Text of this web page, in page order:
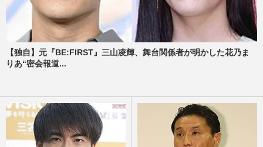
【独自】元『BE:FIRST』三山凌輝、舞台関係者が明かした花乃ま
りあ“密会報道...